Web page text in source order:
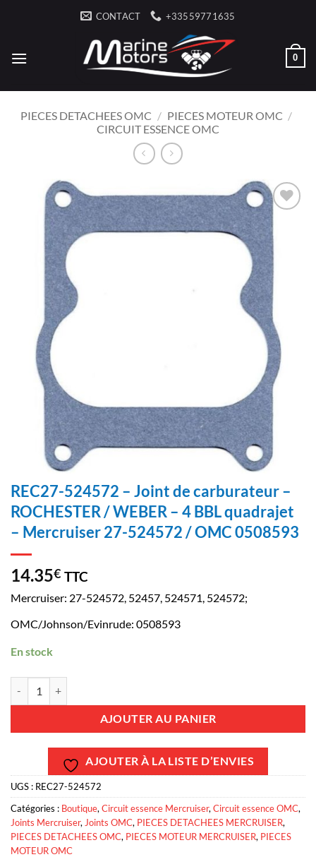
CONTACT +33559771635
0
PIECES DETACHEES OMC / PIECES MOTEUR OMC /
CIRCUIT ESSENCE OMC
AJOUTER
À LA
LISTE
D’ENVIES
REC27-524572 – Joint de carburateur –
ROCHESTER / WEBER – 4 BBL quadrajet
– Mercruiser 27-524572 / OMC 0508593
14.35€ TTC
Mercruiser: 27-524572, 52457, 524571, 524572;
OMC/Johnson/Evinrude: 0508593
En stock
AJOUTER AU PANIER
AJOUTER À LA LISTE D’ENVIES
UGS : REC27-524572
Catégories : Boutique, Circuit essence Mercruiser, Circuit essence OMC,
Joints Mercruiser, Joints OMC, PIECES DETACHEES MERCRUISER,
PIECES DETACHEES OMC, PIECES MOTEUR MERCRUISER, PIECES
MOTEUR OMC